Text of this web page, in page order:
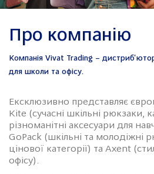
Про компанію
Компанія Vivat Trading –
для школи та офісу.
Ексклюзивно представляє
Kite (сучасні шкільні рюкзаки,
різноманітні аксесуари для
GoPack (шкільні та молодіжні
цінової категорії) та Axent
офісу).